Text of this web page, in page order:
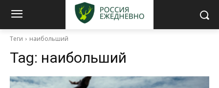
Теги наибольший
Tag: наибольший